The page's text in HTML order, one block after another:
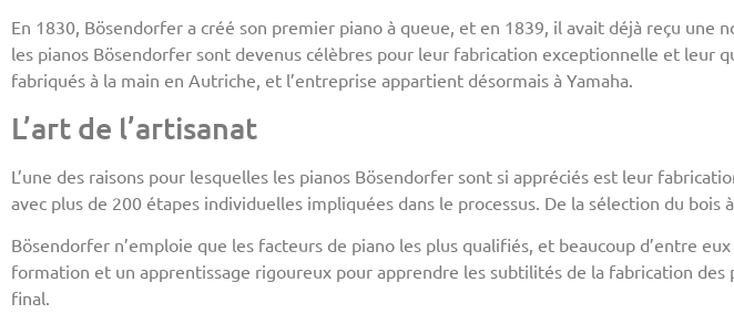
En 1830, Bösendorfer a créé son premier piano à queue, et en 1839, il avait déjà reçu une
les pianos Bösendorfer sont devenus célèbres pour leur fabrication exceptionnelle et leur
fabriqués à la main en Autriche, et l’entreprise appartient désormais à Yamaha.
L’art de l’artisanat
L’une des raisons pour lesquelles les pianos Bösendorfer sont si appréciés est leur
avec plus de 200 étapes individuelles impliquées dans le processus. De la sélection du bois
Bösendorfer n’emploie que les facteurs de piano les plus qualifiés, et beaucoup d’entre
formation et un apprentissage rigoureux pour apprendre les subtilités de la fabrication
final.